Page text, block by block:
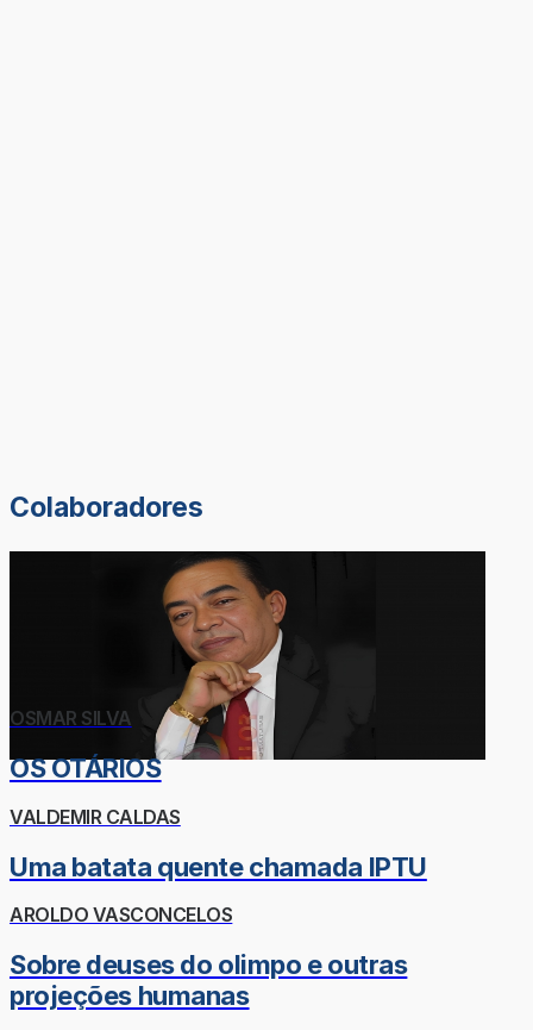
Colaboradores
OSMAR SILVA
OS OTÁRIOS
VALDEMIR CALDAS
Uma batata quente chamada IPTU
AROLDO VASCONCELOS
Sobre deuses do olimpo e outras
projeções humanas